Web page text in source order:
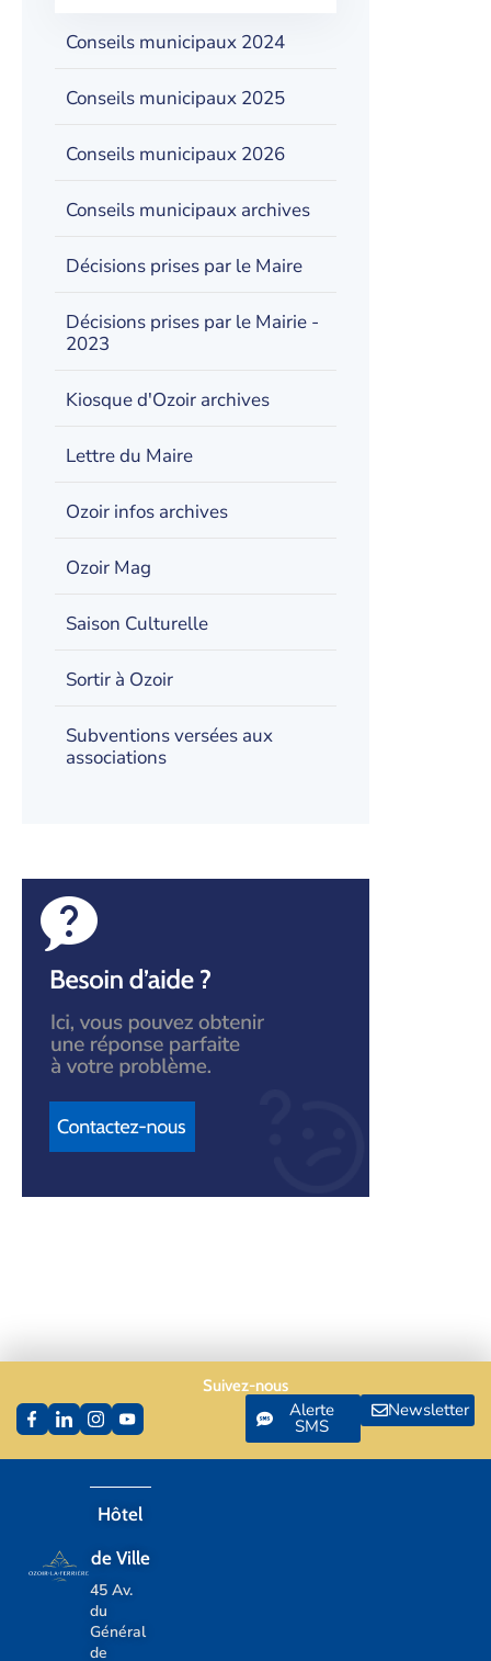
Conseils municipaux 2024
Conseils municipaux 2025
Conseils municipaux 2026
Conseils municipaux archives
Décisions prises par le Maire
Décisions prises par le Mairie -
2023
Kiosque d'Ozoir archives
Lettre du Maire
Ozoir infos archives
Ozoir Mag
Saison Culturelle
Sortir à Ozoir
Subventions versées aux
associations
Hôtel
de Ville
45 Av.
du
Général
de
Suivez-nous
Alerte
SMS
Newsletter